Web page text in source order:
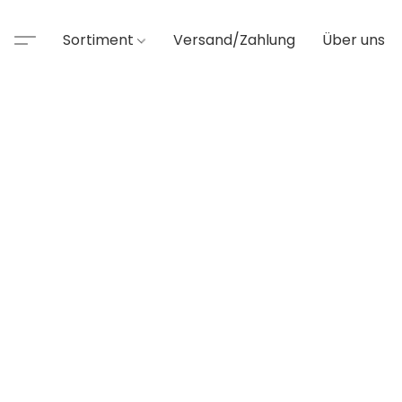
Sortiment Versand/Zahlung Über uns